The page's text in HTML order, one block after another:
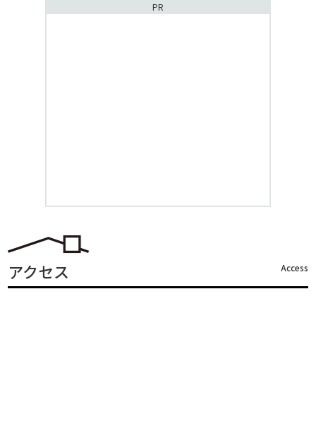
PR
アクセス Access